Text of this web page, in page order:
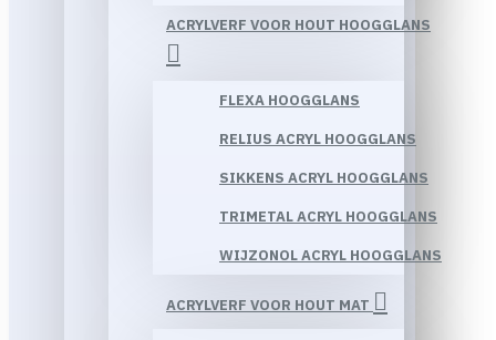
ACRYLVERF VOOR HOUT HOOGGLANS
FLEXA HOOGGLANS
RELIUS ACRYL HOOGGLANS
SIKKENS ACRYL HOOGGLANS
TRIMETAL ACRYL HOOGGLANS
WIJZONOL ACRYL HOOGGLANS
ACRYLVERF VOOR HOUT MAT